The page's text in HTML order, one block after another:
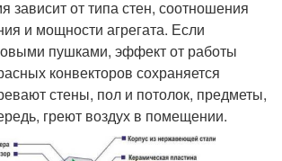
зависит от типа стен, соотношения
и мощности агрегата. Если
пушками, эффект от работы
конвекторов сохраняется
стены, пол и потолок, предметы,
греют воздух в помещении.